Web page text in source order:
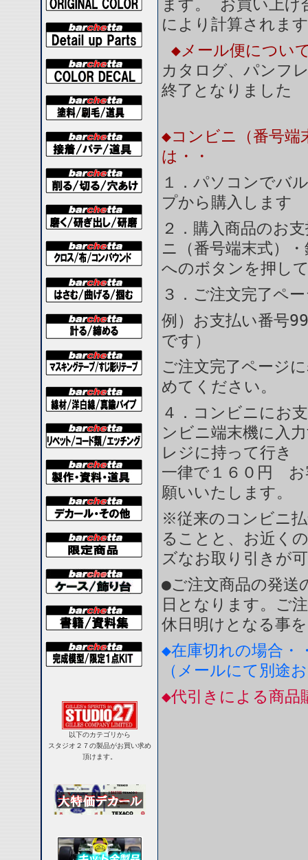
以下のカテゴリから
スタジオ２７の製品がお買い求め
頂けます。
ます。 お買い上
により計算されま
◆メール便につい
カタログ、パンフ
終了となりました
◆コンビニ（番号端
は・・
１．パソコンでバ
プから購入します
２．購入商品のお
ニ（番号端末式）
へのボタンを押し
３．ご注文完了ペ
例）お支払い番号
です）
ご注文完了ページ
めてください。
４．コンビニにお
ンビニ端末機に入
レジに持って行き
一律で１６０円 お
願いいたします。
※従来のコンビニ
ることと、お近く
ズなお取り引きが
●ご注文商品の発送
日となります。ご
休日明けとなる事
◆在庫切れの場合・
（メールにて別途
◆代引きによる商品